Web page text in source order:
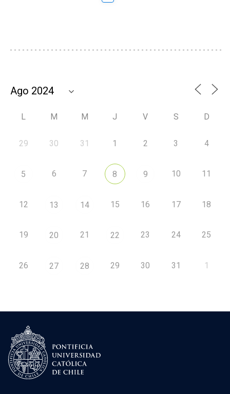
L M M J V S D
29 30 31 1 2 3 4
5 6 7 8 9 10 11
12 13 14 15 16 17 18
19 20 21 22 23 24 25
26 27 28 29 30 31 1